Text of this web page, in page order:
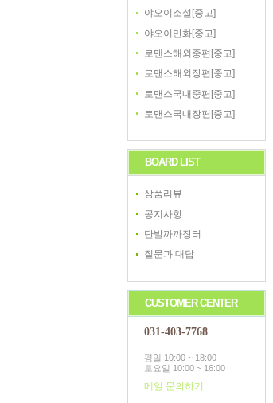
야오이소설[중고]
야오이만화[중고]
로맨스해외중편[중고]
로맨스해외장편[중고]
로맨스국내중편[중고]
로맨스국내장편[중고]
BOARD LIST
상품리뷰
공지사항
단발까까장터
질문과 대답
CUSTOMER CENTER
031-403-7768
평일 10:00 ~ 18:00
토요일 10:00 ~ 16:00
메일 문의하기